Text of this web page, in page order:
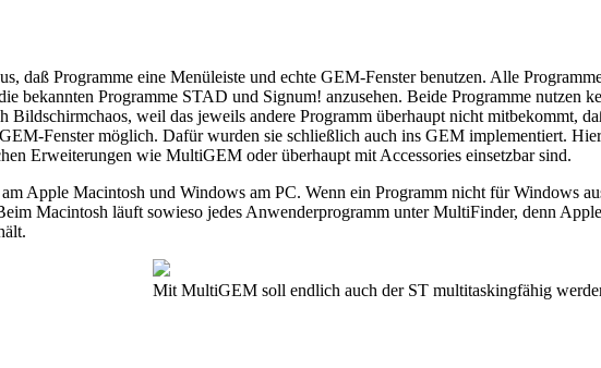
daß Programme eine Menüleiste und echte GEM-Fenster benutzen. Alle
bekannten Programme STAD und Signum! anzusehen. Beide Programme nutzen
weil das jeweils andere Programm überhaupt nicht mitbekommt,
Fenster möglich. Dafür wurden sie schließlich auch ins GEM implementiert.
Erweiterungen wie MultiGEM oder überhaupt mit Accessories einsetzbar sind.
Apple Macintosh und Windows am PC. Wenn ein Programm nicht für Windows
Macintosh läuft sowieso jedes Anwenderprogramm unter MultiFinder, denn
Mit MultiGEM soll endlich auch der ST multitaskingfähig